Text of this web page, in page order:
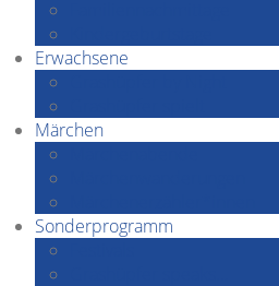
Erwachsene
Märchen
Sonderprogramm